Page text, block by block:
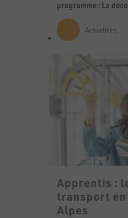
programme : La
Actualités
Apprentis :
transport
Alpes